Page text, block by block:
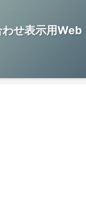
せ表示用Web